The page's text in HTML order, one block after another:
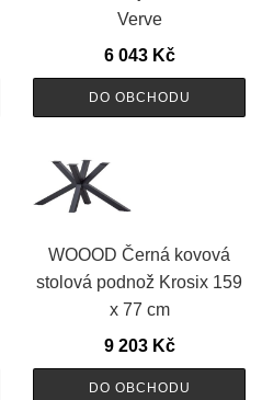
Verve
6 043 Kč
DO OBCHODU
WOOOD Černá kovová
stolová podnož Krosix 159
x 77 cm
9 203 Kč
DO OBCHODU